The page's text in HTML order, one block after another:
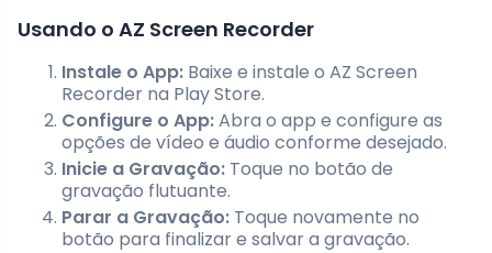
Usando o AZ Screen Recorder
Instale o App: Baixe e instale o AZ Screen
Recorder na Play Store.
Configure o App:Abra o app e configure as
opções de vídeo e áudio conforme desejado.
Inicie a Gravação: Toque no botão de
gravação flutuante.
Parar a Gravação: Toque novamente no
botão para finalizar e salvar a gravação.